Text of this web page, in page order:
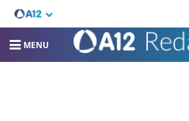
MENU